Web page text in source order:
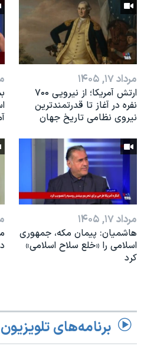
مرداد ۱۷, ۱۴۰۵
ارتش آمریکا؛ از نيرویی ۷۰۰
نفره در آغاز تا قدرتمندترین
نیروی نظامی تاریخ جهان
مرداد ۱۷, ۱۴۰۵
هاشمیان: پیمان مکه، جمهوری
اسلامی را «خلع سلاح اسلامی»
کرد
برنامه‌های تلویزیون